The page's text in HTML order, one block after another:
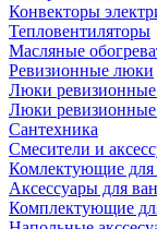
Конвекторы
Тепловентиляторы
Масляные
Ревизионные люки
Люки ревизионные
Люки ревизионные
Сантехника
Смесители и
Комлектующие для
Аксессуары для
Комплектующие